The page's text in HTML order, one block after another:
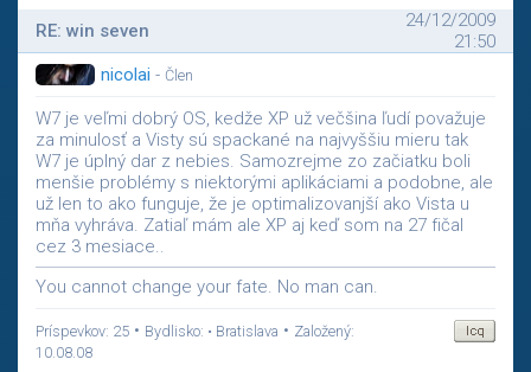
RE: win seven
24/12/2009
21:50
nicolai - Člen
W7 je veľmi dobrý OS, kedže XP už večšina ľudí považuje
za minulosť a Visty sú spackané na najvyššiu mieru tak
W7 je úplný dar z nebies. Samozrejme zo začiatku boli
menšie problémy s niektorými aplikáciami a podobne, ale
už len to ako funguje, že je optimalizovanjší ako Vista u
mňa vyhráva. Zatiaľ mám ale XP aj keď som na 27 fičal
cez 3 mesiace..
You cannot change your fate. No man can.
Príspevkov: 25 • Bydlisko: • Bratislava • Založený:
10.08.08